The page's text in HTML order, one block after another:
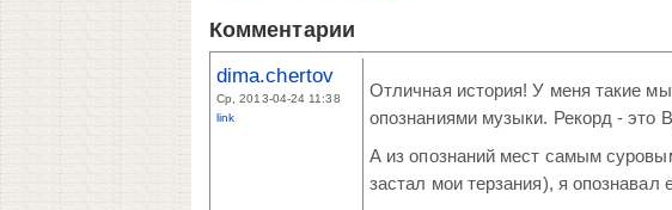
Комментарии
dima.chertov
Ср, 2013-04-24 11:38
link
Отличная история! У меня такие
опознаниями музыки. Рекорд - это
А из опознаний мест самым
застал мои терзания), я опознавал